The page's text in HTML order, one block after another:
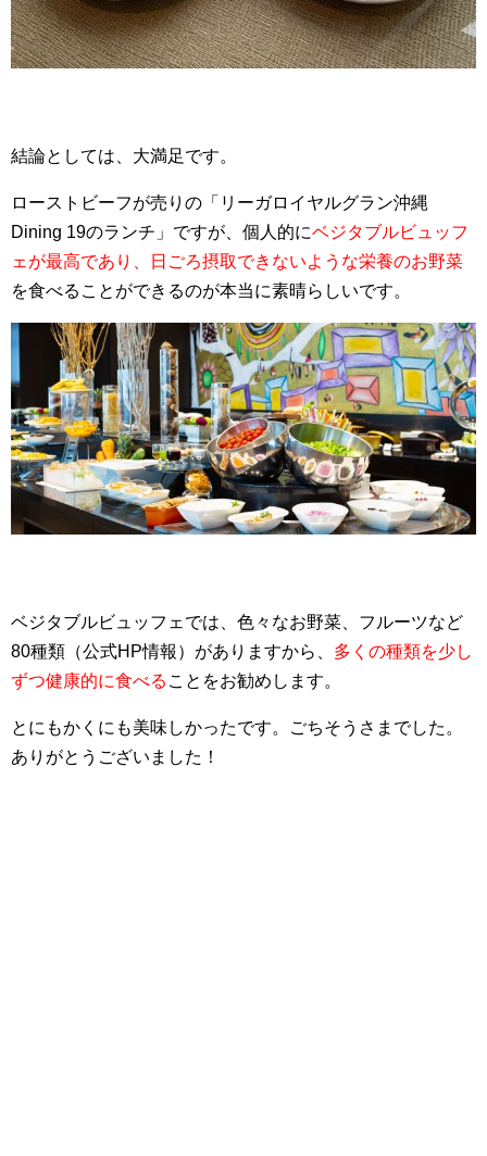
結論としては、大満足です。
ローストビーフが売りの「リーガロイヤルグラン沖縄
Dining 19のランチ」ですが、個人的にベジタブルビュッフ
ェが最高であり、日ごろ摂取できないような栄養のお野菜
を食べることができるのが本当に素晴らしいです。
ベジタブルビュッフェでは、色々なお野菜、フルーツなど
80種類（公式HP情報）がありますから、 多くの種類を少し
ずつ健康的に食べる ことをお勧めします。
とにもかくにも美味しかったです。ごちそうさまでした。
ありがとうございました！